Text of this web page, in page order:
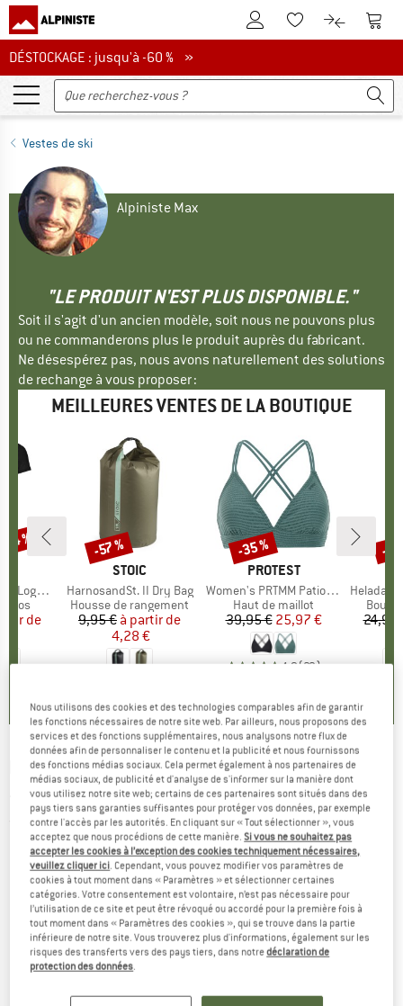
Vers le compte client
Vers la liste
Vers le
DÉSTOCKAGE : jusqu'à -60 %
DÉSTOCKAGE : jusqu'à -60 % »
Vestes de ski
Alpiniste Max
"LE PRODUIT N'EST PLUS DISPONIBLE."
Soit il s'agit d'un ancien modèle, soit nous ne pouvons plus
ou ne commanderons plus le produit auprès du fabricant.
Ne désespérez pas, nous avons naturellement des solutions
de rechange à vous proposer :
MEILLEURES VENTES DE LA BOUTIQUE
T-Shirt
réduit
de
%
MARQUE
STOIC
Article
HarnosandSt. II Dry Bag
Product group
Housse de rangement
Prix
9,95 € Prix réduit
à partir de
4,28 €
Remise
-57 %
MARQUE
PROTEST
Article
Women's PRTMM Patio Triangle
Product group
Haut de maillot
Prix
39,95 € Prix réduit
25,97 €
4,9(23)
Remise
-35 %
Article
HeladagenSt.
24,95
-
DESCENTE -Women's GK32 Insulated Jacket
- Veste de ski
(0)
Nous utilisons des cookies et des technologies comparables afin de garantir
les fonctions nécessaires de notre site web. Par ailleurs, nous proposons des
services et des fonctions supplémentaires, nous analysons notre flux de
données afin de personnaliser le contenu et la publicité et nous fournissons
des fonctions médias sociaux. Cela permet également à nos partenaires de
médias sociaux, de publicité et d'analyse de s'informer sur la manière dont
vous utilisez notre site web; certains de ces partenaires sont situés dans des
pays tiers sans garanties suffisantes pour protéger vos données, par exemple
contre l'accès par les autorités. En cliquant sur « Tout sélectionner », vous
acceptez que nous procédions de cette manière.Si vous ne souhaitez pas
accepter les cookies à l’exception des cookies techniquement nécessaires,
veuillez cliquer ici. Cependant, vous pouvez modifier vos paramètres de
cookies à tout moment dans « Paramètres » et sélectionner certaines
catégories. Votre consentement est volontaire, n’est pas nécessaire pour
l’utilisation de ce site et peut être révoqué ou accordé pour la première fois à
tout moment dans « Paramètres des cookies », qui se trouve dans la partie
inférieure de notre site. Vous trouverez plus d'informations, également sur les
risques des transferts vers des pays tiers, dans notredéclaration de
protection des données.